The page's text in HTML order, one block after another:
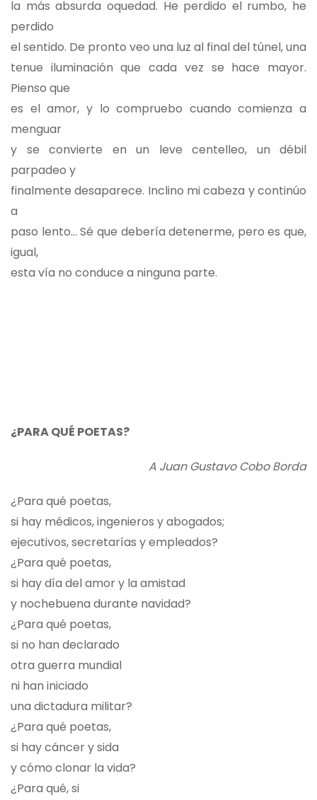
la más absurda oquedad. He perdido el rumbo, he
perdido
el sentido. De pronto veo una luz al final del túnel, una
tenue iluminación que cada vez se hace mayor.
Pienso que
es el amor, y lo compruebo cuando comienza a
menguar
y se convierte en un leve centelleo, un débil
parpadeo y
finalmente desaparece. Inclino mi cabeza y continúo
a
paso lento… Sé que debería detenerme, pero es que,
igual,
esta vía no conduce a ninguna parte.
¿PARA QUÉ POETAS?
A Juan Gustavo Cobo Borda
¿Para qué poetas,
si hay médicos, ingenieros y abogados;
ejecutivos, secretarías y empleados?
¿Para qué poetas,
si hay día del amor y la amistad
y nochebuena durante navidad?
¿Para qué poetas,
si no han declarado
otra guerra mundial
ni han iniciado
una dictadura militar?
¿Para qué poetas,
si hay cáncer y sida
y cómo clonar la vida?
¿Para qué, si